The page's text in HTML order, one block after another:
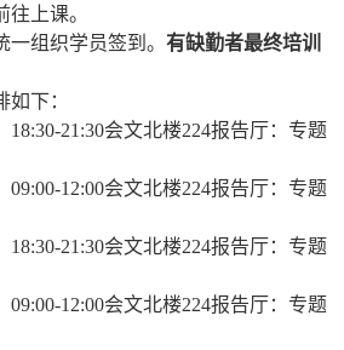
上课。
组织学员签到。有缺勤者最终培训
下：
21:30会文北楼224报告厅：专题
12:00会文北楼224报告厅：专题
21:30会文北楼224报告厅：专题
12:00会文北楼224报告厅：专题